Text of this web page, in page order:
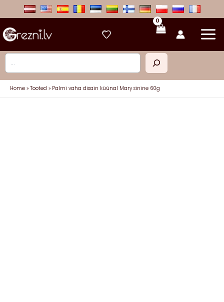
Otsi
Home Tooted Palmi vaha disain küünal Mary sinine 60g